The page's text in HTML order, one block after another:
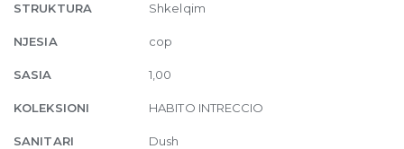
STRUKTURA Shkelqim
NJESIA cop
SASIA 1,00
KOLEKSIONI HABITO INTRECCIO
SANITARI Dush